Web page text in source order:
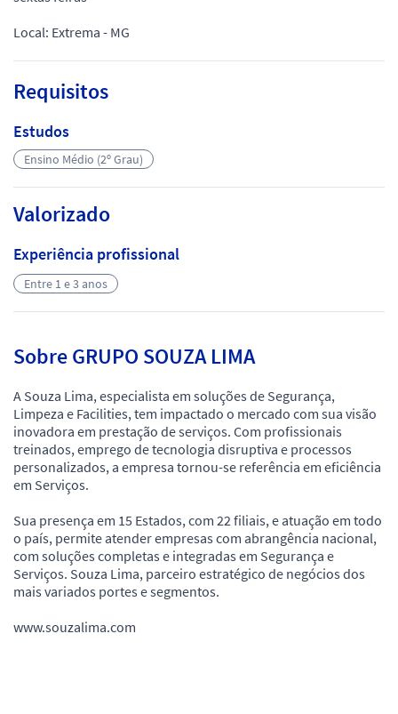
Local: Extrema - MG
Requisitos
Estudos
Ensino Médio (2º Grau)
Valorizado
Experiência profissional
Entre 1 e 3 anos
Sobre GRUPO SOUZA LIMA
A Souza Lima, especialista em soluções de Segurança,
Limpeza e Facilities, tem impactado o mercado com sua visão
inovadora em prestação de serviços. Com profissionais
treinados, emprego de tecnologia disruptiva e processos
personalizados, a empresa tornou-se referência em eficiência
em Serviços.
Sua presença em 15 Estados, com 22 filiais, e atuação em todo
o país, permite atender empresas com abrangência nacional,
com soluções completas e integradas em Segurança e
Serviços. Souza Lima, parceiro estratégico de negócios dos
mais variados portes e segmentos.
www.souzalima.com